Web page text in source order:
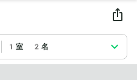
1室 2名